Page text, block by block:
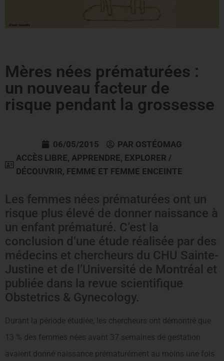
Mères nées prématurées :
un nouveau facteur de
risque pendant la grossesse
06/05/2015 PAR OSTÉOMAG
ACCÈS LIBRE, APPRENDRE, EXPLORER /
DÉCOUVRIR, FEMME ET FEMME ENCEINTE
Les femmes nées prématurées ont un
risque plus élevé de donner naissance à
un enfant prématuré. C’est la
conclusion d’une étude réalisée par des
médecins et chercheurs du CHU Sainte-
Justine et de l’Université de Montréal et
publiée dans la revue scientifique
Obstetrics & Gynecology.
Durant la période étudiée, les chercheurs ont démontré que
13 % des femmes nées avant 37 semaines de gestation
avaient donné naissance prématurément au moins une fois